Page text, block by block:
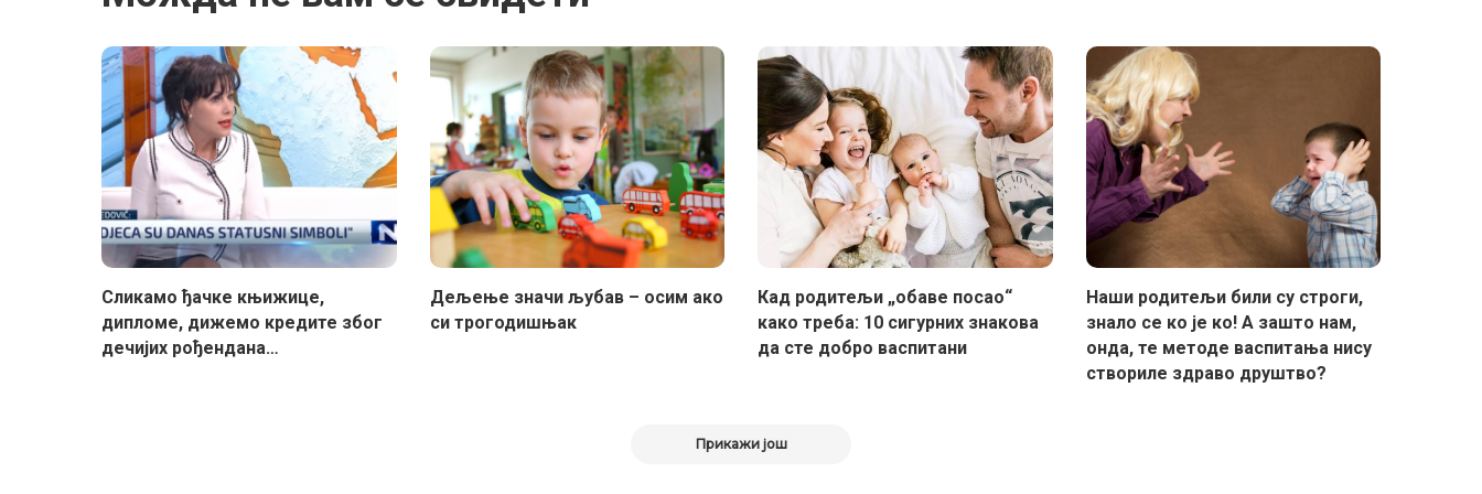
Сликамо ђачке књижице,
дипломе, дижемо кредите због
дечијих рођендана…
Дељење значи љубав – осим ако
си трогодишњак
Кад родитељи „обаве посао“
како треба: 10 сигурних знакова
да сте добро васпитани
Наши родитељи били су строги,
знало се ко је ко! А зашто нам,
онда, те методе васпитања нису
створиле здраво друштво?
Прикажи још